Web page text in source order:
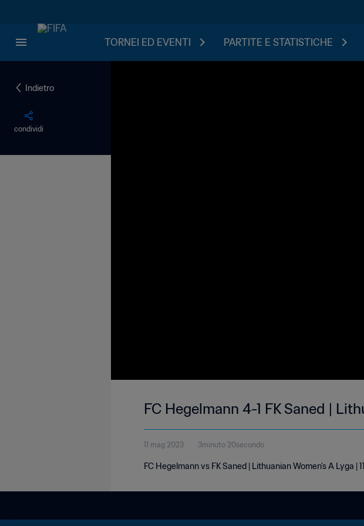
TORNEI ED EVENTI PARTITE E STATISTICHE
Indietro
condividi
FC Hegelmann 4-1 FK Saned |
11 mag 2023 3minuto 20secondo
FC Hegelmann vs FK Saned | Lithuanian Women's A Lyga |